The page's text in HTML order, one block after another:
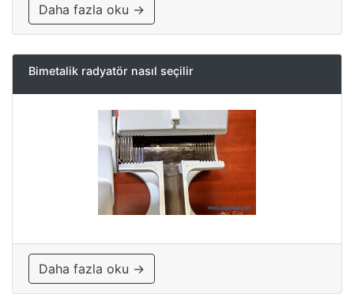
Daha fazla oku →
Bimetalik radyatör nasıl seçilir
Daha fazla oku →